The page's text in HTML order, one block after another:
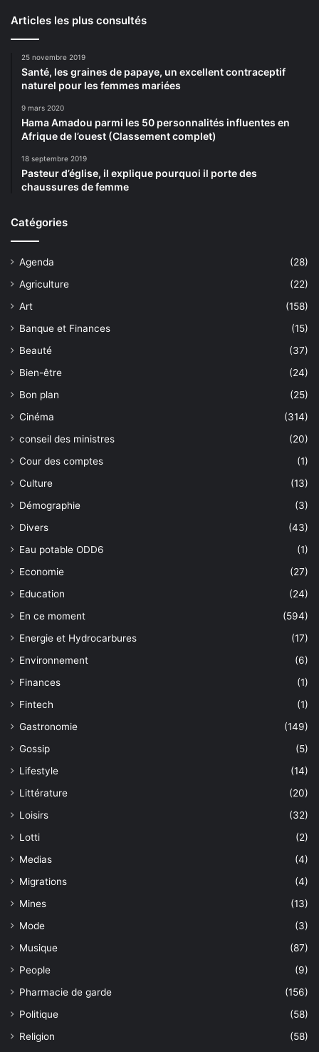
Articles les plus consultés
25 novembre 2019
Santé, les graines de papaye, un excellent contraceptif
naturel pour les femmes mariées
9 mars 2020
Hama Amadou parmi les 50 personnalités influentes en
Afrique de l’ouest (Classement complet)
18 septembre 2019
Pasteur d’église, il explique pourquoi il porte des
chaussures de femme
Catégories
Agenda
(28)
Agriculture
(22)
Art
(158)
Banque et Finances
(15)
Beauté
(37)
Bien-être
(24)
Bon plan
(25)
Cinéma
(314)
conseil des ministres
(20)
Cour des comptes
(1)
Culture
(13)
Démographie
(3)
Divers
(43)
Eau potable ODD6
(1)
Economie
(27)
Education
(24)
En ce moment
(594)
Energie et Hydrocarbures
(17)
Environnement
(6)
Finances
(1)
Fintech
(1)
Gastronomie
(149)
Gossip
(5)
Lifestyle
(14)
Littérature
(20)
Loisirs
(32)
Lotti
(2)
Medias
(4)
Migrations
(4)
Mines
(13)
Mode
(3)
Musique
(87)
People
(9)
Pharmacie de garde
(156)
Politique
(58)
Religion
(58)